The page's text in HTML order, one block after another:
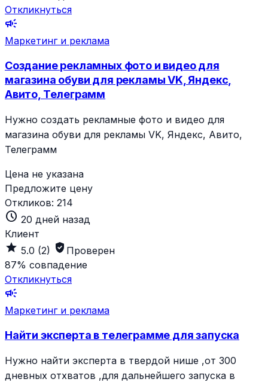
Откликнуться
campaign
Маркетинг и реклама
Создание рекламных фото и видео для
магазина обуви для рекламы VK, Яндекс,
Авито, Телеграмм
Нужно создать рекламные фото и видео для
магазина обуви для рекламы VK, Яндекс, Авито,
Телеграмм
Цена не указана
Предложите цену
Откликов: 214
schedule 20 дней назад
Клиент
grade 5.0 (2) verified_user Проверен
87% совпадение
Откликнуться
campaign
Маркетинг и реклама
Найти эксперта в телеграмме для запуска
Нужно найти эксперта в твердой нише ,от 300
дневных отхватов ,для дальнейшего запуска в